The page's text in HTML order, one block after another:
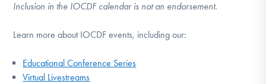
Inclusion in the IOCDF calendar is not an endorsement.
Learn more about IOCDF events, including our:
Educational Conference Series
Virtual Livestreams